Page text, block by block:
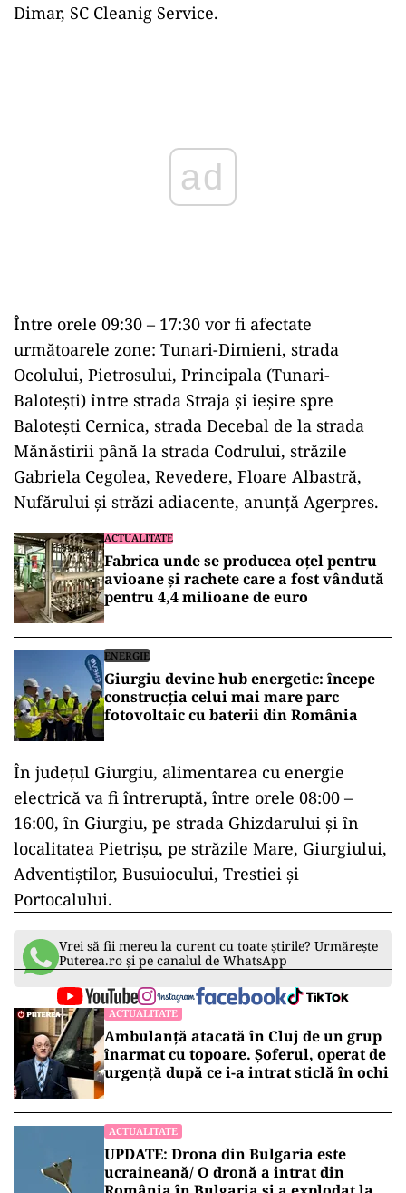
Dimar, SC Cleanig Service.
Între orele 09:30 – 17:30 vor fi afectate
următoarele zone: Tunari-Dimieni, strada
Ocolului, Pietrosului, Principala (Tunari-
Baloteşti) între strada Straja şi ieşire spre
Baloteşti Cernica, strada Decebal de la strada
Mănăstirii până la strada Codrului, străzile
Gabriela Cegolea, Revedere, Floare Albastră,
Nufărului şi străzi adiacente, anunță Agerpres.
ACTUALITATE
Fabrica unde se producea oțel pentru
avioane și rachete care a fost vândută
pentru 4,4 milioane de euro
ENERGIE
Giurgiu devine hub energetic: începe
construcția celui mai mare parc
fotovoltaic cu baterii din România
În judeţul Giurgiu, alimentarea cu energie
electrică va fi întreruptă, între orele 08:00 –
16:00, în Giurgiu, pe strada Ghizdarului şi în
localitatea Pietrişu, pe străzile Mare, Giurgiului,
Adventiştilor, Busuiocului, Trestiei şi
Portocalului.
Vrei să fii mereu la curent cu toate știrile? Urmărește
Puterea.ro și pe canalul de WhatsApp
ACTUALITATE
Ambulanță atacată în Cluj de un grup
înarmat cu topoare. Șoferul, operat de
urgență după ce i-a intrat sticlă în ochi
ACTUALITATE
UPDATE: Drona din Bulgaria este
ucraineană/ O dronă a intrat din